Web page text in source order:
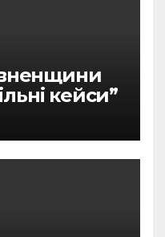
кейси”